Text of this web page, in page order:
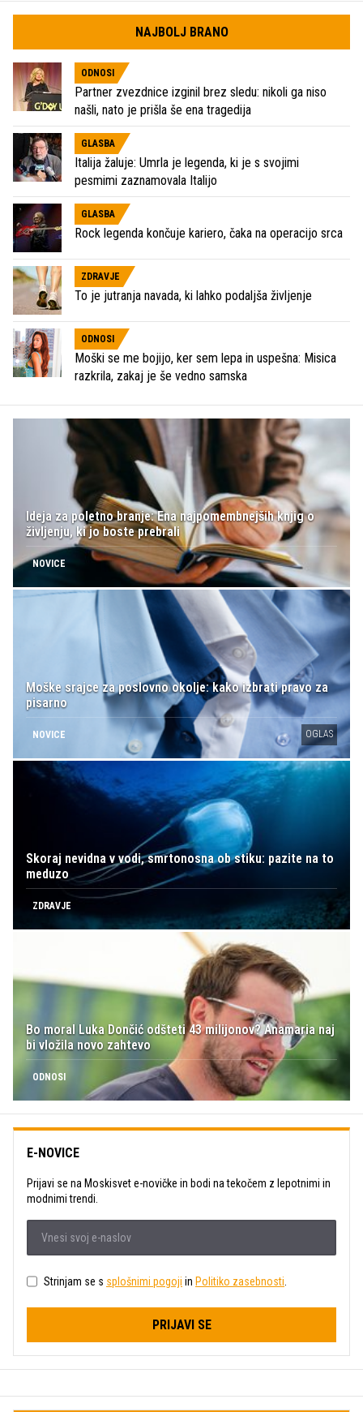
NAJBOLJ BRANO
ODNOSI
Partner zvezdnice izginil brez sledu: nikoli ga niso
našli, nato je prišla še ena tragedija
GLASBA
Italija žaluje: Umrla je legenda, ki je s svojimi
pesmimi zaznamovala Italijo
GLASBA
Rock legenda končuje kariero, čaka na operacijo srca
ZDRAVJE
To je jutranja navada, ki lahko podaljša življenje
ODNOSI
Moški se me bojijo, ker sem lepa in uspešna: Misica
razkrila, zakaj je še vedno samska
Ideja za poletno branje: Ena najpomembnejših knjig o
življenju, ki jo boste prebrali
NOVICE
Moške srajce za poslovno okolje: kako izbrati pravo za
pisarno
NOVICE OGLAS
Skoraj nevidna v vodi, smrtonosna ob stiku: pazite na to
meduzo
ZDRAVJE
Bo moral Luka Dončić odšteti 43 milijonov? Anamaria naj
bi vložila novo zahtevo
ODNOSI
E-NOVICE
Prijavi se na Moskisvet e-novičke in bodi na tekočem z lepotnimi in
modnimi trendi.
Strinjam se s splošnimi pogoji in Politiko zasebnosti
PRIJAVI SE